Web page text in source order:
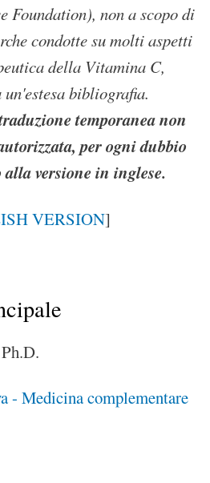
Foundation), non a scopo di
condotte su molti aspetti
della Vitamina C,
bibliografia.
temporanea non
per ogni dubbio
versione in inglese.
VERSION]
- Medicina complementare